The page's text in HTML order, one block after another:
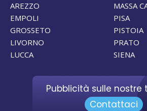
AREZZO
EMPOLI
GROSSETO
LIVORNO
LUCCA
MASSA
PISA
PISTOIA
PRATO
SIENA
Pubblicità sulle nostre
Contattaci